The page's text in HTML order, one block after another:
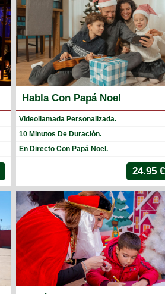
Habla Con Papá Noel
Videollamada Personalizada.
10 Minutos De Duración.
En Directo Con Papá Noel.
24.95